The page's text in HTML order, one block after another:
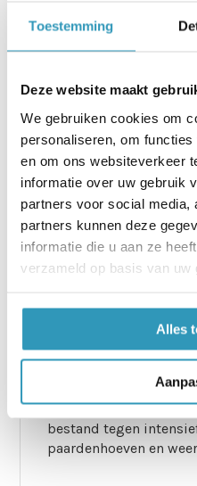
Toestemming
Deze website maakt
We gebruiken cookies om
personaliseren, om
en om ons websiteverkeer
informatie over uw gebruik
partners voor social media,
partners kunnen deze
informatie die u aan ze
verzameld op basis van uw
Alles
Meestgestelde vragen
Is dit product
buitenbakken?
tegen regen, zon en
zowel in
uitstekend.
Kan ik rubber
maat snijden?
Ja, dat is eenvoudig te
stanleymes, ongeacht
Gebruik bij voorkeur
Hoe lang gaat een
gemiddeld mee?
zandkering jarenlang
rubber van
bestand tegen
paardenhoeven en